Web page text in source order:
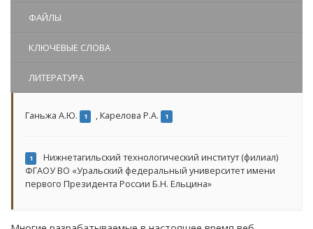
ФАЙЛЫ
КЛЮЧЕВЫЕ СЛОВА
ЛИТЕРАТУРА
Ганьжа А.Ю. 1 ,Карелова Р.А. 1
1
Нижнетагильский технологический институт (филиал)
ФГАОУ ВО «Уральский федеральный университет имени
первого Президента России Б.Н. Ельцина»